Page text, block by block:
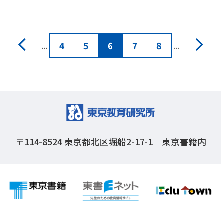
... 4 5 6 7 8 ...
〒114-8524東京都北区堀船2-17-1 東京書籍内